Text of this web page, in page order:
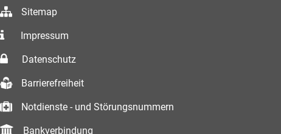
Sitemap
Impressum
Datenschutz
Barrierefreiheit
Notdienste - und Störungsnummern
Bankverbindung